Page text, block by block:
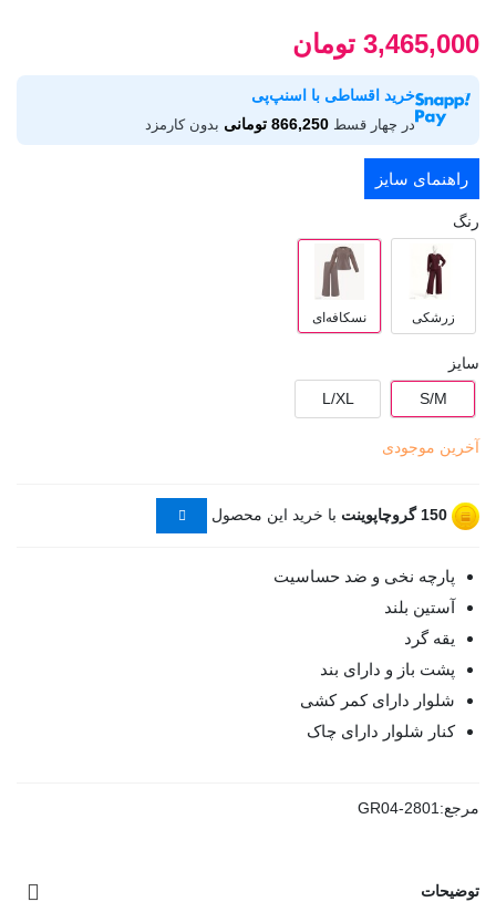
3,465,000 تومان
خرید اقساطی با اسنپ‌پی
در چهار قسط 866,250 تومانی بدون کارمزد
راهنمای سایز
رنگ
زرشکی نسکافه‌ای
سایز
S/M
L/XL
آخرین موجودی
150 گروچاپوینت با خرید این محصول
پارچه نخی و ضد حساسیت
آستین بلند
یقه گرد
پشت باز و دارای بند
شلوار دارای کمر کشی
کنار شلوار دارای چاک
مرجع: GR04-2801
توضیحات